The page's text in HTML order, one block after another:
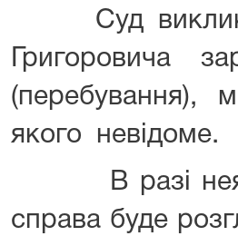
Суд
Григоровича
(перебування),
якого невідоме.
В разі неявки
справа буде